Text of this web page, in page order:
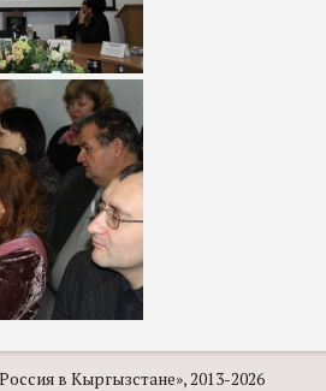
в Кыргызстане», 2013-2026